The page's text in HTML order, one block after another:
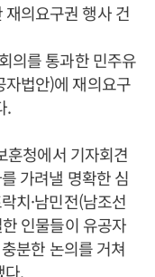
의요구권 행사 건
의를 통과한 민주유
법안)에 재의요구
.
훈청에서 기자회견
가려낼 명확한 심
치·남민전(남조선
인물들이 유공자
분한 논의를 거쳐
다.